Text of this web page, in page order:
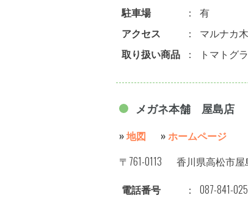
駐車場
：
有
アクセス
：
マルナカ
取り扱い商品
： トマトグ
メガネ本舗 屋島店
»地図 »ホームページ
〒761-0113
香川県高松市屋
電話番号
： 087-841-